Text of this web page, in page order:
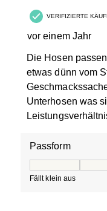
VERIFIZIERTE
vor einem Jahr
Die Hosen
etwas dünn vom
Unterhosen was
Passform
Fällt klein aus